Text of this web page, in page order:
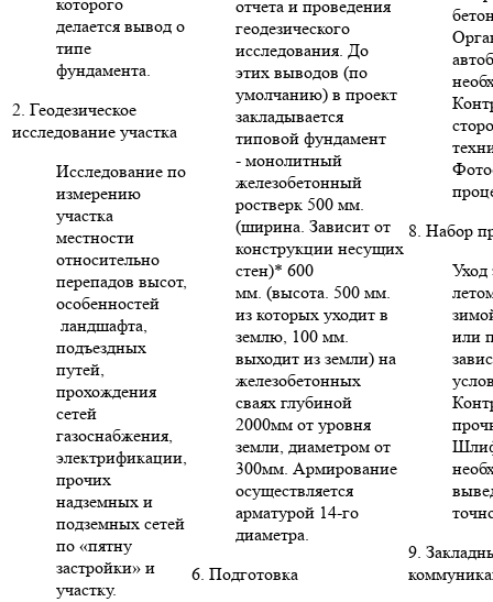
делается вывод о
типе
фундамента.
2. Геодезическое
исследование участка
Исследование по
измерению
участка
местности
относительно
перепадов высот,
особенностей
ландшафта,
подъездных
путей,
прохождения
сетей
газоснабжения,
электрификации,
прочих
надземных и
подземных сетей
по «пятну
застройки» и
участку.
отчета и проведения
геодезического
исследования. До
этих выводов (по
умолчанию) в проект
закладывается
типовой фундамент
- монолитный
железобетонный
ростверк 500 мм.
(ширина. Зависит от
конструкции несущих
стен)* 600
мм. (высота. 500 мм.
из которых уходит в
землю, 100 мм.
выходит из земли) на
железобетонных
сваях глубиной
2000мм от уровня
земли, диаметром от
300мм. Армирование
осуществляется
арматурой 14-го
диаметра.
6. Подготовка
8. Набор
Уход
или
9.